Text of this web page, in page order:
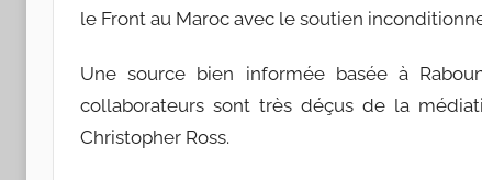
le Front au Maroc avec le soutien
Une source bien informée basée à
collaborateurs sont très déçus de la
Christopher Ross.